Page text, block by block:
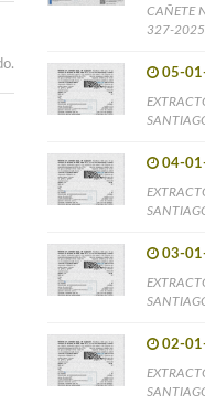
CAÑETE
327-2025
05-
04-
03-
02-